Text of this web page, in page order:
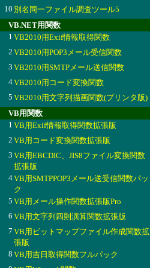
10 別名同一ファイル調査ツール5
VB.NET用関数
1 VB2010用Exif情報取得関数
2 VB2010用POP3メール受信関数
3 VB2010用SMTPメール送信関数
4VB2010用コード変換関数
5 VB2010用文字列描画関数(プリンタ版)
VB用関数
1 VB用Exif情報取得関数拡張版
2 VB用コード変換関数拡張版
3 VB用EBCDIC、JIS8ファイル変換関数
拡張版
4VB用SMTPPOP3メール送受信関数パッ
ク
5 VB用メール操作関数拡張版Pro
6 VB用文字列四則演算関数拡張版
7 VB用ビットマップファイル作成関数拡
張版
8 VB用吉日取得関数フルパック